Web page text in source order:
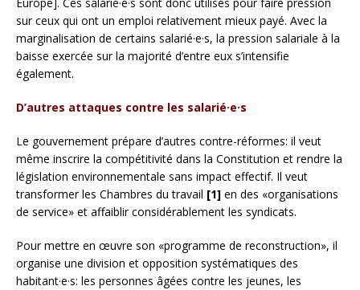
Europe]. Ces salarié·e·s sont donc utilisés pour faire pression
sur ceux qui ont un emploi relativement mieux payé. Avec la
marginalisation de certains salarié·e·s, la pression salariale à la
baisse exercée sur la majorité d’entre eux s’intensifie
également.
D’autres attaques contre les salarié·e·s
Le gouvernement prépare d’autres contre-réformes: il veut
même inscrire la compétitivité dans la Constitution et rendre la
législation environnementale sans impact effectif. Il veut
transformer les Chambres du travail [1] en des «organisations
de service» et affaiblir considérablement les syndicats.
Pour mettre en œuvre son «programme de reconstruction», il
organise une division et opposition systématiques des
habitant·e·s: les personnes âgées contre les jeunes, les